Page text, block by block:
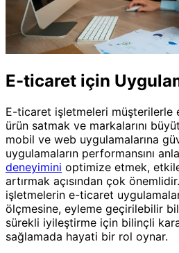
E-ticaret için
E-ticaret işletmeleri müşterilerle
ürün satmak ve markalarını
mobil ve web uygulamalarına
uygulamaların performansını
deneyimini optimize etmek,
artırmak açısından çok
işletmelerin e-ticaret
ölçmesine, eyleme geçirilebilir
sürekli iyileştirme için bilinçli
sağlamada hayati bir rol oynar.